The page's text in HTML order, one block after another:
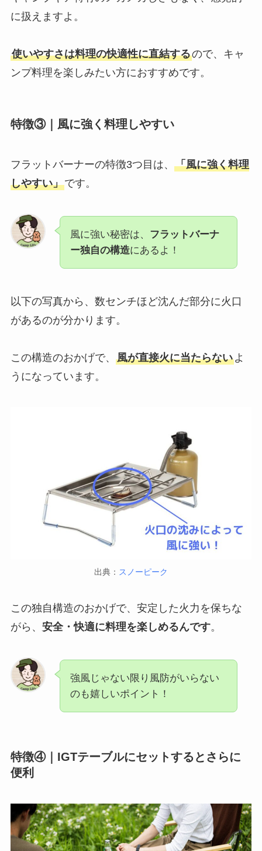
に扱えますよ。
使いやすさは料理の快適性に直結するので、キャ
ンプ料理を楽しみたい方におすすめです。
特徴③｜風に強く料理しやすい
フラットバーナーの特徴3つ目は、 「風に強く料理
しやすい」です。
風に強い秘密は、 フラットバーナ
ー独自の構造にあるよ！
以下の写真から、数センチほど沈んだ部分に火口
があるのが分かります。
この構造のおかげで、 風が直接火に当たらないよ
うになっています。
出典： スノーピーク
この独自構造のおかげで、安定した火力を保ちな
がら、 安全・快適に料理を楽しめるんです。
強風じゃない限り風防がいらない
のも嬉しいポイント！
特徴④｜IGTテーブルにセットするとさらに
便利